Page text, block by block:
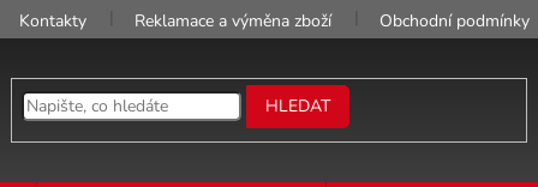
Kontakty Reklamace a výměna zboží Obchodní podmínky
HLEDAT